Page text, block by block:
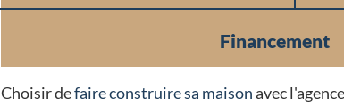
Financement
Choisir defaire construire sa maisonavec